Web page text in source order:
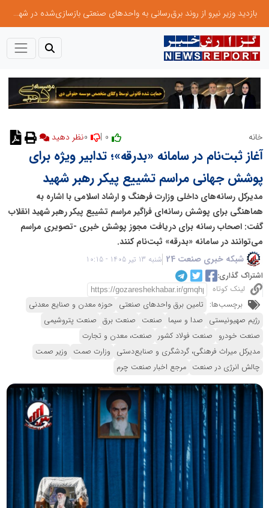
بازدید وزیر نیرو از روند برق‌رسانی به واحدهای صنعتی بازسازی‌شده در شهرک صنعتی شمس‌آباد
خانه نظر دهید
آغاز ثبت‌نام در سامانه «بدرقه»؛ تدابیر ویژه برای
پوشش جهانی مراسم تشییع پیکر رهبر شهید
مدیرکل رسانه‌های داخلی وزارت فرهنگ و ارشاد اسلامی با اشاره به
هماهنگی برای پوشش رسانه‌ای فراگیر مراسم تشییع پیکر رهبر شهید انقلاب
گفت: اصحاب رسانه برای دریافت مجوز پوشش خبری -تصویری مراسم
می‌توانند در سامانه «بدرقه» ثبت‌نام کنند.
شبکه خبری صنعت 24
شنبه 13 تیر 1405 - 10:15
اشتراک گذاری:
لینک کوتاه
برچسب‌ها: تامین برق واحدهای صنعتی حوزه معدن و صنایع معدنی
رژیم صهیونیستی صدا و سیما صنعت صنعت برق صنعت پتروشیمی
صنعت خودرو صنعت فولاد کشور صنعت، معدن و تجارت
مدیرکل میراث‌ فرهنگی، گردشگری و صنایع‌دستی وزارت صمت وزیر صمت
چالش انرژی در صنعت مرجع اخبار صنعت چرم